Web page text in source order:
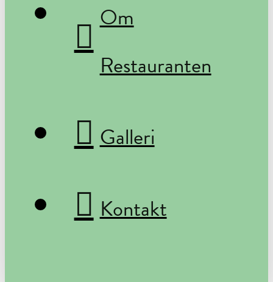
Om
Restauranten
Galleri
Kontakt